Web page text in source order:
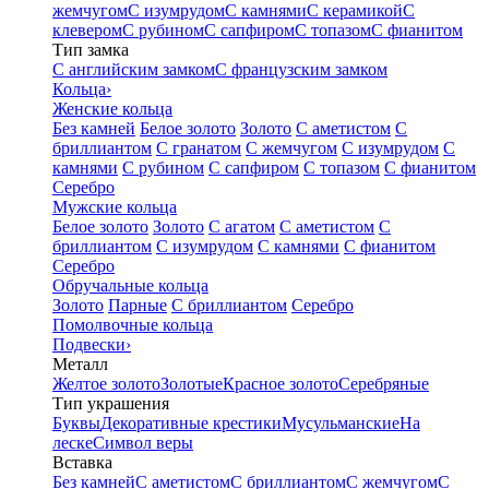
жемчугомС изумрудомС камнямиС керамикойС
клеверомС рубиномС сапфиромС топазомС фианитом
Тип замка
С английским замкомС французским замком
Кольца›
Женские кольца
Без камней Белое золото Золото С аметистом С
бриллиантом С гранатом С жемчугом С изумрудом С
камнями С рубином С сапфиром С топазом С фианитом
Серебро
Мужские кольца
Белое золото Золото С агатом С аметистом С
бриллиантом С изумрудом С камнями С фианитом
Серебро
Обручальные кольца
Золото Парные С бриллиантом Серебро
Помолвочные кольца
Подвески›
Металл
Желтое золотоЗолотыеКрасное золотоСеребряные
Тип украшения
БуквыДекоративные крестикиМусульманскиеНа
лескеСимвол веры
Вставка
Без камнейС аметистомС бриллиантомС жемчугомС